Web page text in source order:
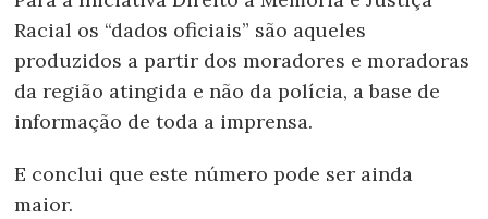
Racial os “dados oficiais” são aqueles
produzidos a partir dos moradores e moradoras
da região atingida e não da polícia, a base de
informação de toda a imprensa.
E conclui que este número pode ser ainda
maior.